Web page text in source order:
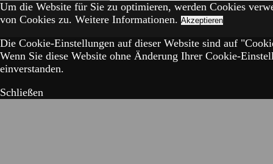
Um die Website für Sie zu optimieren, werden Cookies
von Cookies zu. Weitere Informationen. Akzeptieren
Die Cookie-Einstellungen auf dieser Website sind auf
Wenn Sie diese Website ohne Änderung Ihrer Cookie-
einverstanden.
Schließen